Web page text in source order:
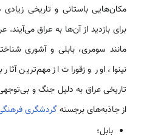
مکان‌هایی باستانی و تاریخی
برای بازدید از آن‌ها به عراق
مانند سومری، بابلی و آشوری
نینوا، اور و زقورات از مهم‌ترین
تاریخی عراق به دلیل جنگ و بی‌توجهی
از جاذبه‌های برجسته گردشگری
بابل؛